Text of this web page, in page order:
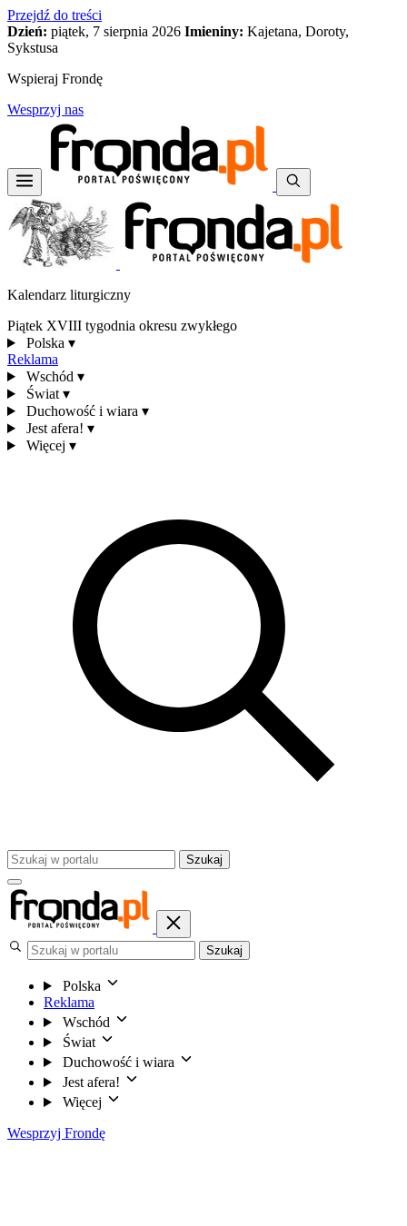
Przejdź do treści
Dzień: piątek, 7 sierpnia 2026 Imieniny: Kajetana, Doroty,
Sykstusa
Wspieraj Frondę
Wesprzyj nas
Kalendarz liturgiczny
Piątek XVIII tygodnia okresu zwykłego
Polska ▾
Reklama
Wschód ▾
Świat ▾
Duchowość i wiara ▾
Jest afera! ▾
Więcej ▾
Szukaj
Szukaj
Polska
Reklama
Wschód
Świat
Duchowość i wiara
Jest afera!
Więcej
Wesprzyj Frondę